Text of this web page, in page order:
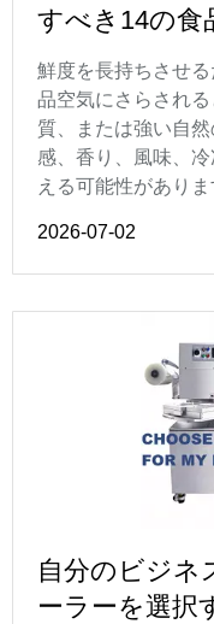
すべき14の食
鮮度を長持ちさせ
品空気にさらされ
質、または強い自
感、香り、風味、
える可能性がありま
2026-07-02
自分のビジネ
ーラーを選択